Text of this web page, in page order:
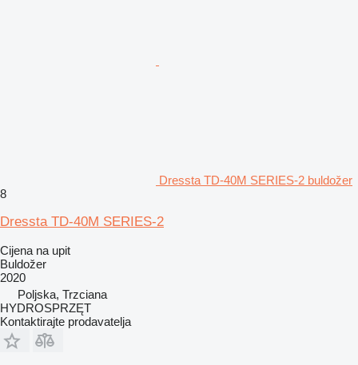
Dressta TD-40M SERIES-2 buldožer
8
Dressta TD-40M SERIES-2
Cijena na upit
Buldožer
2020
Poljska, Trzciana
HYDROSPRZĘT
Kontaktirajte prodavatelja